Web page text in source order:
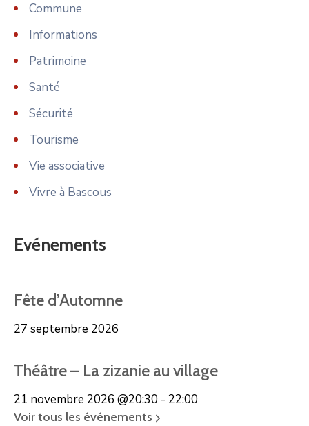
Commune
Informations
Patrimoine
Santé
Sécurité
Tourisme
Vie associative
Vivre à Bascous
Evénements
Fête d’Automne
27 septembre 2026
Théâtre – La zizanie au village
21 novembre 2026 @20:30 - 22:00
Voir tous les événements